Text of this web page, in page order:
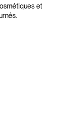
et